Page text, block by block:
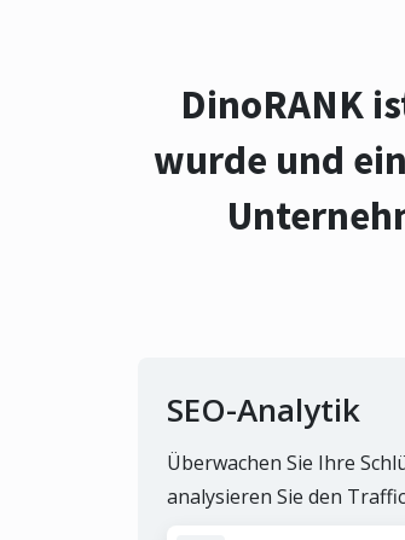
DinoRANK
wurde und
SEO-Analytik
Überwachen Sie Ihre
analysieren Sie den